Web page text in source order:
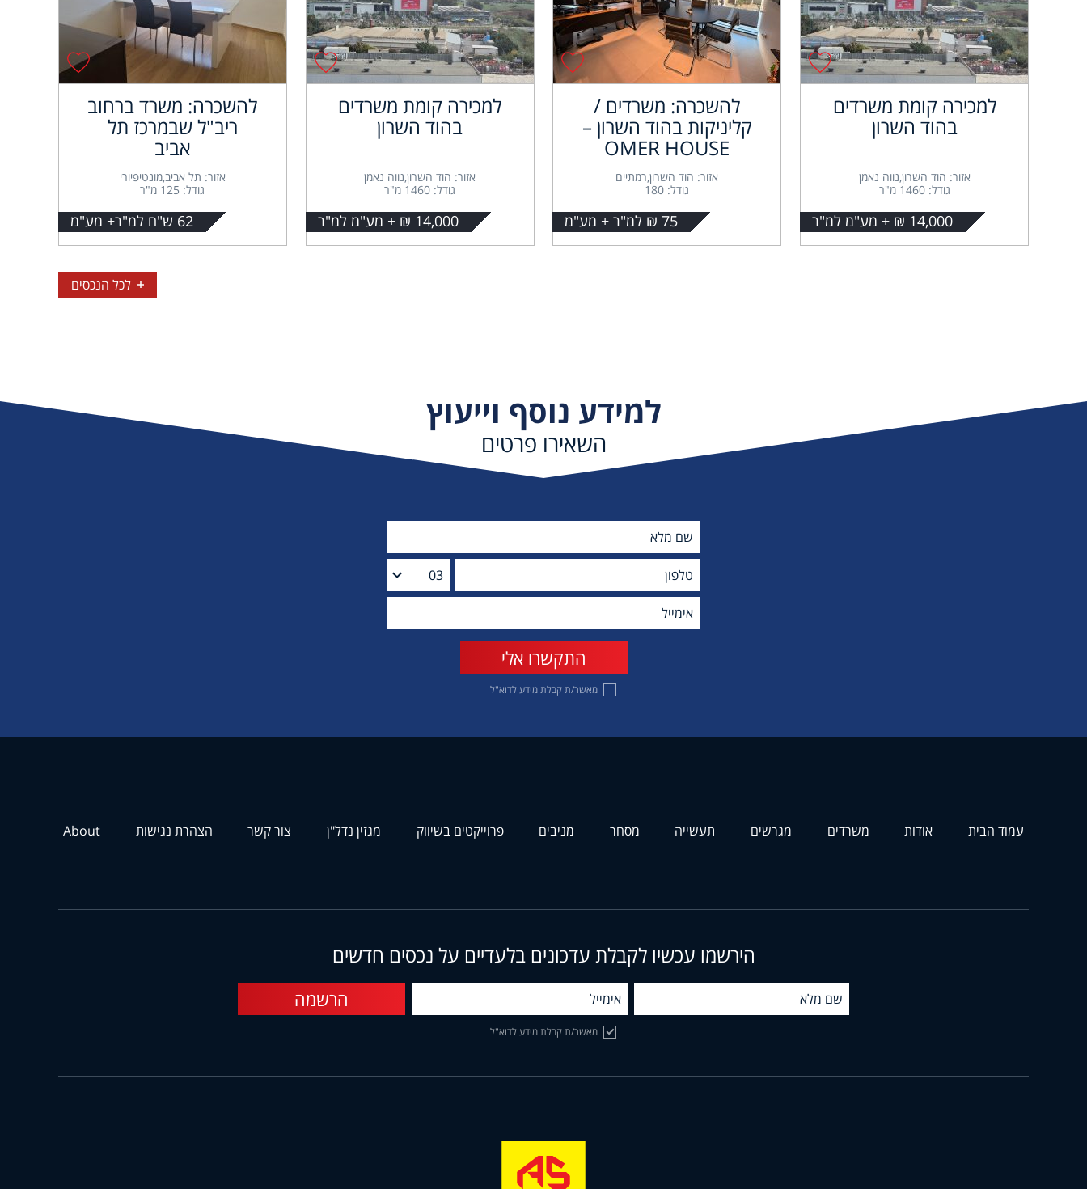
למכירה קומת משרדים
בהוד השרון
אזור: הוד השרון,נווה נאמן
גודל: 1460 מ"ר
14,000 ₪ + מע"מ למ"ר
להשכרה: משרדים /
קליניקות בהוד השרון –
OMER HOUSE
אזור: הוד השרון,רמתיים
גודל: 180
75 ₪ למ"ר + מע"מ
למכירה קומת משרדים
בהוד השרון
אזור: הוד השרון,נווה נאמן
גודל: 1460 מ"ר
14,000 ₪ + מע"מ למ"ר
להשכרה: משרד ברחוב
ריב"ל שבמרכז תל
אביב
אזור: תל אביב,מונטיפיורי
גודל: 125 מ"ר
62 ש"ח למ"ר+ מע"מ
לכל הנכסים
למידע נוסף וייעוץ
השאירו פרטים
מאשר/ת קבלת מידע לדוא"ל
עמוד הבית אודות משרדים מגרשים תעשייה מסחר מניבים פרוייקטים בשיווק מגזין נדל"ן צור קשר הצהרת נגישות About
הירשמו עכשיו לקבלת עדכונים בלעדיים על נכסים חדשים
מאשר/ת קבלת מידע לדוא"ל